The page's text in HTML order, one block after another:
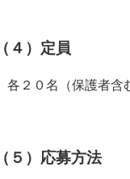
（４）定員
各２０名（保護者含
（５）応募方法